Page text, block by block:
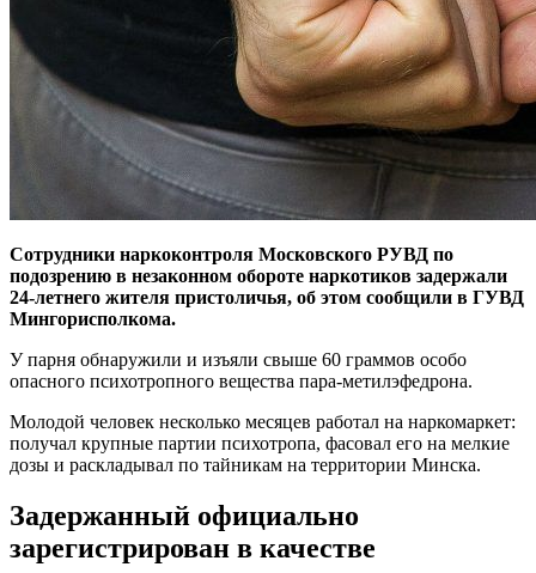
Сотрудники наркоконтроля Московского РУВД по
подозрению в незаконном обороте наркотиков задержали
24-летнего жителя пристоличья, об этом сообщили в ГУВД
Мингорисполкома.
У парня обнаружили и изъяли свыше 60 граммов особо
опасного психотропного вещества пара-метилэфедрона.
Молодой человек несколько месяцев работал на наркомаркет:
получал крупные партии психотропа, фасовал его на мелкие
дозы и раскладывал по тайникам на территории Минска.
Задержанный официально
зарегистрирован в качестве